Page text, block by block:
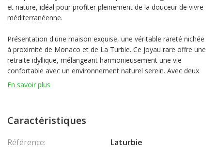
et nature, idéal pour profiter pleinement de la douceur de vivre
méditerranéenne.
Présentation d'une maison exquise, une véritable rareté nichée
à proximité de Monaco et de La Turbie. Ce joyau rare offre une
retraite idyllique, mélangeant harmonieusement une vie
confortable avec un environnement naturel serein. Avec deux
chambres de charme, une piscine, un beau jardin, cette
propriété incarne l'élégance et la tranquillité.
tout au long de la journée, chaque pièce bénéficie de lumière
L'emplacement privilégié de la villa près de Monaco et de La
En savoir plus
Caractéristiques
Référence:
Laturbie